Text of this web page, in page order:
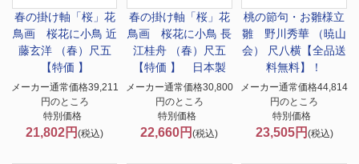
春の掛け軸「桜」 花
鳥画 桜花に小鳥 近
藤玄洋 （春）尺五
【特価 】
メーカー通常価格39,211
円のところ
特別価格
21,802円(税込)
春の掛け軸「桜」 花
鳥画 桜花に小鳥 長
江桂舟 （春）尺五
【特価 】 日本製
メーカー通常価格30,800
円のところ
特別価格
22,660円(税込)
桃の節句・お雛様立
雛 野川秀華 （暁山
会） 尺八横【全品送
料無料】！
メーカー通常価格44,814
円のところ
特別価格
23,505円 (税込)